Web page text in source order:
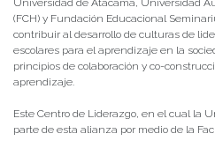
(FCH) y Fundación Educacional
contribuir al desarrollo de culturas de
escolares para el aprendizaje en la
principios de colaboración y co-
aprendizaje.
Este Centro de Liderazgo, en el cual la
parte de esta alianza por medio de la